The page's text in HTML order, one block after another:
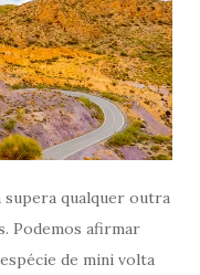
supera qualquer outra
Podemos afirmar
de mini volta